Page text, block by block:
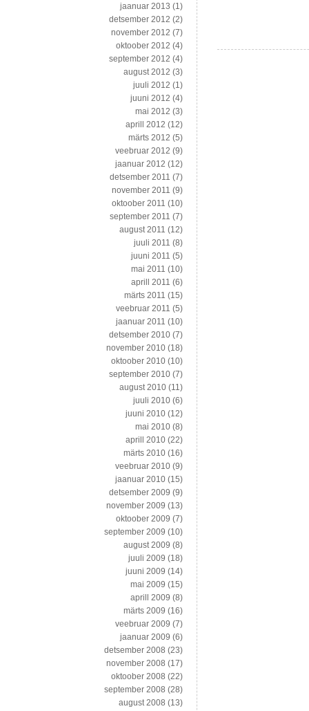
jaanuar 2013 (1)
detsember 2012 (2)
november 2012 (7)
oktoober 2012 (4)
september 2012 (4)
august 2012 (3)
juuli 2012 (1)
juuni 2012 (4)
mai 2012 (3)
aprill 2012 (12)
märts 2012 (5)
veebruar 2012 (9)
jaanuar 2012 (12)
detsember 2011 (7)
november 2011 (9)
oktoober 2011 (10)
september 2011 (7)
august 2011 (12)
juuli 2011 (8)
juuni 2011 (5)
mai 2011 (10)
aprill 2011 (6)
märts 2011 (15)
veebruar 2011 (5)
jaanuar 2011 (10)
detsember 2010 (7)
november 2010 (18)
oktoober 2010 (10)
september 2010 (7)
august 2010 (11)
juuli 2010 (6)
juuni 2010 (12)
mai 2010 (8)
aprill 2010 (22)
märts 2010 (16)
veebruar 2010 (9)
jaanuar 2010 (15)
detsember 2009 (9)
november 2009 (13)
oktoober 2009 (7)
september 2009 (10)
august 2009 (8)
juuli 2009 (18)
juuni 2009 (14)
mai 2009 (15)
aprill 2009 (8)
märts 2009 (16)
veebruar 2009 (7)
jaanuar 2009 (6)
detsember 2008 (23)
november 2008 (17)
oktoober 2008 (22)
september 2008 (28)
august 2008 (13)